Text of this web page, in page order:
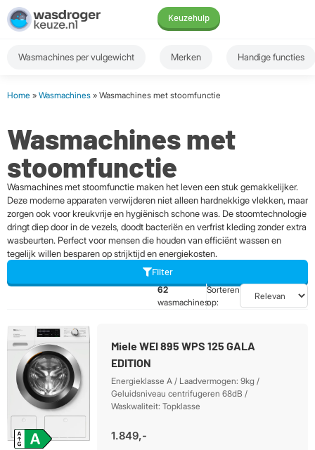
Keuzehulp
Wasmachines per vulgewicht Merken Handige functies
Home » Wasmachines » Wasmachines met stoomfunctie
Wasmachines met
stoomfunctie
Wasmachines met stoomfunctie maken het leven een stuk gemakkelijker.
Deze moderne apparaten verwijderen niet alleen hardnekkige vlekken, maar
zorgen ook voor kreukvrije en hygiënisch schone was. De stoomtechnologie
dringt diep door in de vezels, doodt bacteriën en verfrist kleding zonder extra
wasbeurten. Perfect voor mensen die houden van efficiënt wassen en
tegelijk willen besparen op strijktijd en energiekosten.
Filter
62
wasmachines
Sorteren
op:
Miele WEI 895 WPS 125 GALA
EDITION
Energieklasse A / Laadvermogen: 9kg /
Geluidsniveau centrifugeren 68dB /
Waskwaliteit: Topklasse
1.849,-